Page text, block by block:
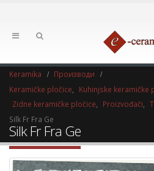
Keramika
Производи
Keramičke pločice
Kuhinjske keramičke
Zidne keramičke pločice
Proizvođači
Silk Fr Fra Ge
Silk Fr Fra Ge